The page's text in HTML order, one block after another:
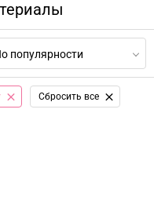
популярности
Сбросить все